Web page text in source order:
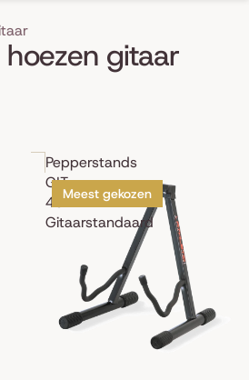
gitaar
Pepperstands
GIT-
4U
Gitaarstandaard
Meest gekozen